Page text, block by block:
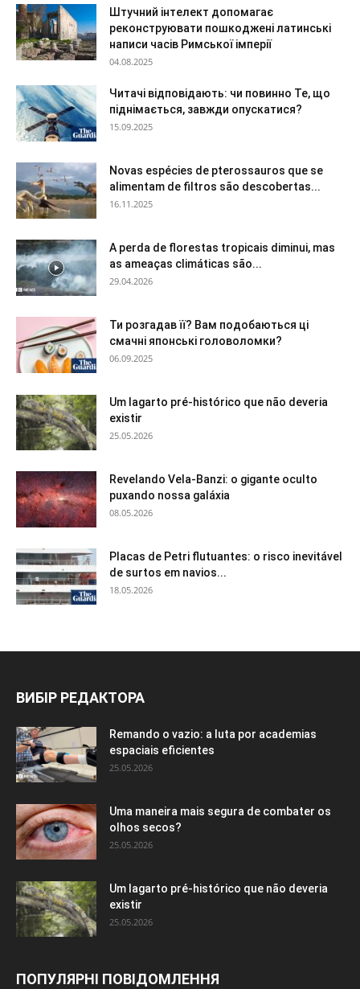
Штучний інтелект допомагає
реконструювати пошкоджені латинські
написи часів Римської імперії
04.08.2025
Читачі відповідають: чи повинно Те, що
піднімається, завжди опускатися?
15.09.2025
Novas espécies de pterossauros que se
alimentam de filtros são descobertas...
16.11.2025
A perda de florestas tropicais diminui, mas
as ameaças climáticas são...
29.04.2026
Ти розгадав її? Вам подобаються ці
смачні японські головоломки?
06.09.2025
Um lagarto pré-histórico que não deveria
existir
25.05.2026
Revelando Vela-Banzi: o gigante oculto
puxando nossa galáxia
08.05.2026
Placas de Petri flutuantes: o risco inevitável
de surtos em navios...
18.05.2026
ВИБІР РЕДАКТОРА
Remando o vazio: a luta por academias
espaciais eficientes
25.05.2026
Uma maneira mais segura de combater os
olhos secos?
25.05.2026
Um lagarto pré-histórico que não deveria
existir
25.05.2026
ПОПУЛЯРНІ ПОВІДОМЛЕННЯ